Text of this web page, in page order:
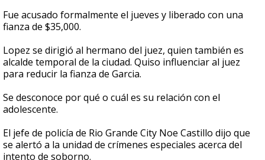
Fue acusado formalmente el jueves y liberado con una
fianza de $35,000.
Lopez se dirigió al hermano del juez, quien también es
alcalde temporal de la ciudad. Quiso influenciar al juez
para reducir la fianza de Garcia.
Se desconoce por qué o cuál es su relación con el
adolescente.
El jefe de policía de Rio Grande City Noe Castillo dijo que
se alertó a la unidad de crímenes especiales acerca del
intento de soborno.